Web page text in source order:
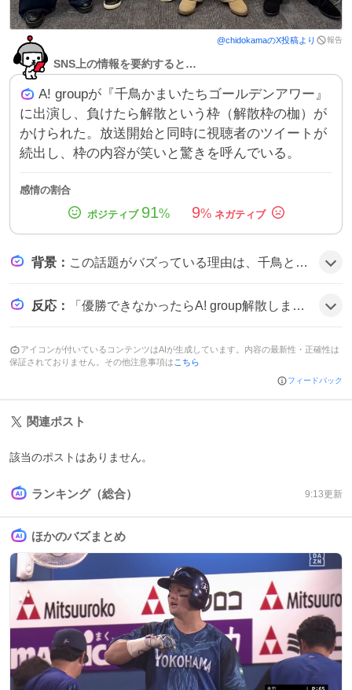
@chidokamaのX投稿より 報告
SNS上の情報を要約すると…
A! groupが『千鳥かまいたちゴールデンアワー』
に出演し、負けたら解散という枠（解散枠の枷）が
かけられた。放送開始と同時に視聴者のツイートが
続出し、枠の内容が笑いと驚きを呼んでいる。
感情の割合
91% 9%
背景 ： この話題がバズっている理由は、千鳥とかまいたちという人気お笑いコンビが司会を務めるバラエティ番組が、視聴者参加型の早押しクイズと衝撃的な枠設定を組み合わせ、ファンの期待感と笑いを同時に刺激したことにあるようだ。
反応 ： 「優勝できなかったらA! group解散します‼️」というツイートが拡散し、「枷が早すぎて笑った」「A! group全員での参加が嬉しい」「枷が面白すぎて止まらない」など、笑いと驚きを交えたコメントが多数見られる雰囲気だ。
アイコンが付いているコンテンツはAIが生成しています。内容の最新性・正確性は
保証されておりません。その他注意事項は こちら
フィードバック
関連ポスト
該当のポストはありません。
ランキング（総合） 9:13更新
ほかのバズまとめ